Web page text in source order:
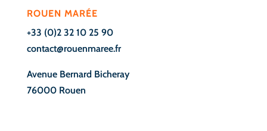
ROUEN MARÉE
+33 (0)2 32 10 25 90
contact@rouenmaree.fr
Avenue Bernard Bicheray
76000 Rouen